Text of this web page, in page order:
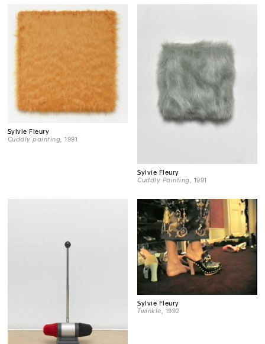
Sylvie Fleury
Cuddly painting, 1991
Sylvie Fleury
Cuddly Painting, 1991
Sylvie Fleury
Twinkle , 1992